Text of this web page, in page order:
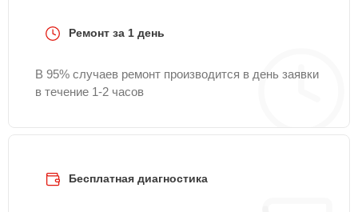
Ремонт за 1 день
В 95% случаев ремонт производится в день заявки
в течение 1-2 часов
Бесплатная диагностика